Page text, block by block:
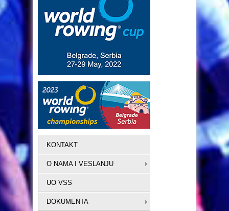
KONTAKT
O NAMA I VESLANJU
UO VSS
DOKUMENTA